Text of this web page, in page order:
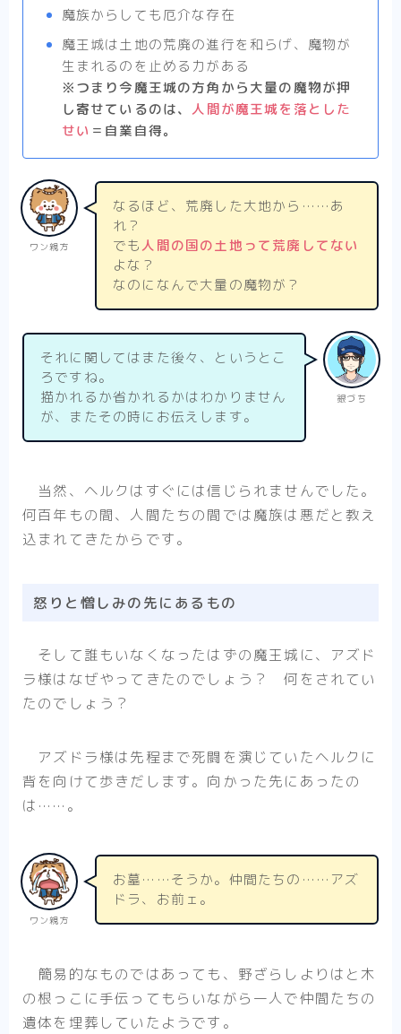
魔族からしても厄介な存在
魔王城は土地の荒廃の進行を和らげ、魔物が
生まれるのを止める力がある
※つまり今魔王城の方角から大量の魔物が押
し寄せているのは、 人間が魔王城を落とした
せい ＝自業自得。
ワン親方
なるほど、荒廃した大地から……あ
れ？
でも人間の国の土地って荒廃してない
よな？
なのになんで大量の魔物が？
銀づち
それに関してはまた後々、というとこ
ろですね。
描かれるか省かれるかはわかりません
が、またその時にお伝えします。
当然、ヘルクはすぐには信じられませんでした。
何百年もの間、人間たちの間では魔族は悪だと教え
込まれてきたからです。
怒りと憎しみの先にあるもの
そして誰もいなくなったはずの魔王城に、アズド
ラ様はなぜやってきたのでしょう？ 何をされてい
たのでしょう？
アズドラ様は先程まで死闘を演じていたヘルクに
背を向けて歩きだします。向かった先にあったの
は……。
ワン親方
お墓……そうか。仲間たちの……アズ
ドラ、お前ェ。
簡易的なものではあっても、野ざらしよりはと木
の根っこに手伝ってもらいながら一人で仲間たちの
遺体を埋葬していたようです。